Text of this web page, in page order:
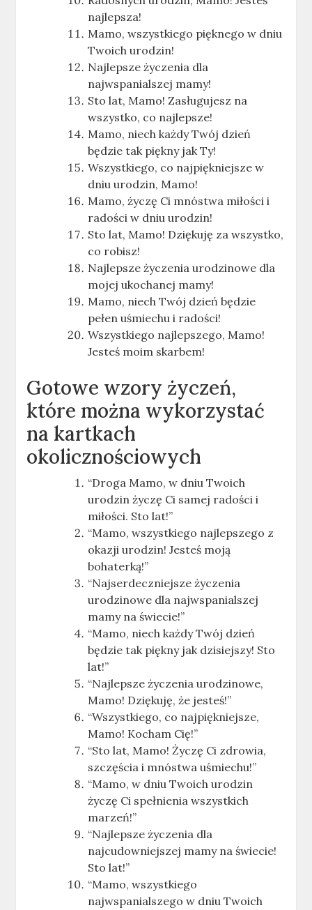
najlepsza!
Mamo, wszystkiego pięknego w dniu
Twoich urodzin!
Najlepsze życzenia dla
najwspanialszej mamy!
Sto lat, Mamo! Zasługujesz na
wszystko, co najlepsze!
Mamo, niech każdy Twój dzień
będzie tak piękny jak Ty!
Wszystkiego, co najpiękniejsze w
dniu urodzin, Mamo!
Mamo, życzę Ci mnóstwa miłości i
radości w dniu urodzin!
Sto lat, Mamo! Dziękuję za wszystko,
co robisz!
Najlepsze życzenia urodzinowe dla
mojej ukochanej mamy!
Mamo, niech Twój dzień będzie
pełen uśmiechu i radości!
Wszystkiego najlepszego, Mamo!
Jesteś moim skarbem!
Gotowe wzory życzeń,
które można wykorzystać
na kartkach
okolicznościowych
“Droga Mamo, w dniu Twoich
urodzin życzę Ci samej radości i
miłości. Sto lat!”
“Mamo, wszystkiego najlepszego z
okazji urodzin! Jesteś moją
bohaterką!”
“Najserdeczniejsze życzenia
urodzinowe dla najwspanialszej
mamy na świecie!”
“Mamo, niech każdy Twój dzień
będzie tak piękny jak dzisiejszy! Sto
lat!”
“Najlepsze życzenia urodzinowe,
Mamo! Dziękuję, że jesteś!”
“Wszystkiego, co najpiękniejsze,
Mamo! Kocham Cię!”
“Sto lat, Mamo! Życzę Ci zdrowia,
szczęścia i mnóstwa uśmiechu!”
“Mamo, w dniu Twoich urodzin
życzę Ci spełnienia wszystkich
marzeń!”
“Najlepsze życzenia dla
najcudowniejszej mamy na świecie!
Sto lat!”
“Mamo, wszystkiego
najwspanialszego w dniu Twoich